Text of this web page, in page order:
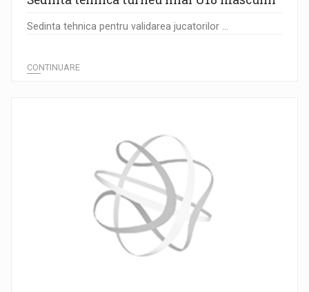
Sedinta tehnica pentru validarea jucatorilor ...
CONTINUARE